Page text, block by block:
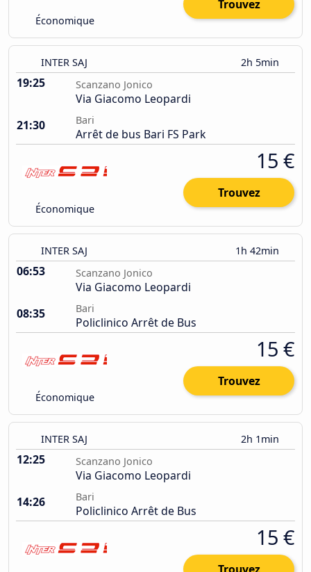
Économique
Trouvez
INTER SAJ 2h 5min
19:25 Scanzano Jonico
Via Giacomo Leopardi
21:30
Bari
Arrêt de bus Bari FS Park
Économique
15 €
Trouvez
INTER SAJ 1h 42min
06:53 Scanzano Jonico
Via Giacomo Leopardi
08:35
Bari
Policlinico Arrêt de Bus
Économique
15 €
Trouvez
INTER SAJ 2h 1min
12:25 Scanzano Jonico
Via Giacomo Leopardi
14:26
Bari
Policlinico Arrêt de Bus
15 €